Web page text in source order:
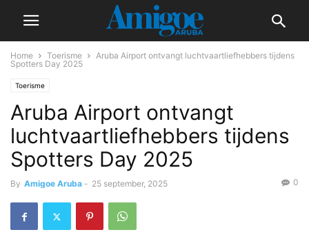
Home Toerisme
Aruba Airport ontvangt luchtvaartliefhebbers tijdens
Spotters Day 2025
Toerisme
Aruba Airport ontvangt
luchtvaartliefhebbers tijdens
Spotters Day 2025
By Amigoe Aruba - 25 september, 2025 0